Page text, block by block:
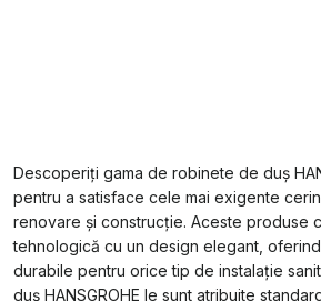
Descoperiți gama de robinete de duș
pentru a satisface cele mai exigente
renovare și construcție. Aceste produse
tehnologică cu un design elegant,
durabile pentru orice tip de instalație
duș HANSGROHE le sunt atribuite